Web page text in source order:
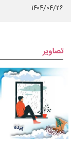
۱۴۰۴/۰۴/۲۶
تصاویر